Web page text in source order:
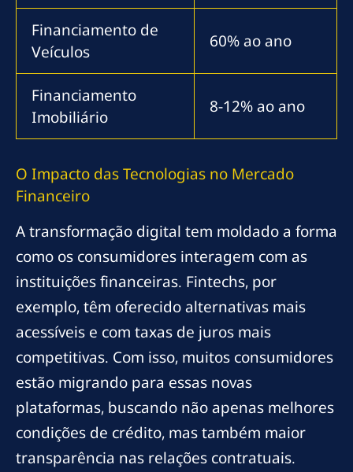
Financiamento de
Veículos
60% ao ano
Financiamento
Imobiliário
8-12% ao ano
O Impacto das Tecnologias no Mercado
Financeiro
A transformação digital tem moldado a forma
como os consumidores interagem com as
instituições financeiras. Fintechs, por
exemplo, têm oferecido alternativas mais
acessíveis e com taxas de juros mais
competitivas. Com isso, muitos consumidores
estão migrando para essas novas
plataformas, buscando não apenas melhores
condições de crédito, mas também maior
transparência nas relações contratuais.